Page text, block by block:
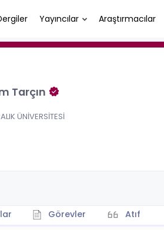
Yayıncılar Araştırmacılar
Tarçın
ÜNİVERSİTESİ
Görevler Atıf